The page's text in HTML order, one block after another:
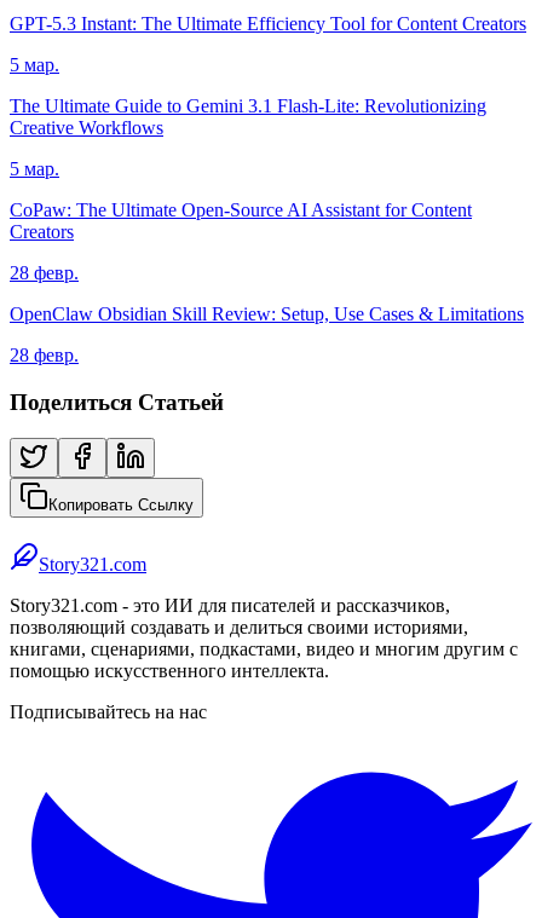
GPT-5.3 Instant: The Ultimate Efficiency Tool for Content Creators
5 мар.
The Ultimate Guide to Gemini 3.1 Flash-Lite: Revolutionizing
Creative Workflows
5 мар.
CoPaw: The Ultimate Open-Source AI Assistant for Content
Creators
28 февр.
OpenClaw Obsidian Skill Review: Setup, Use Cases & Limitations
28 февр.
Поделиться Статьей
Копировать Ссылку
Story321.com
Story321.com - это ИИ для писателей и рассказчиков,
позволяющий создавать и делиться своими историями,
книгами, сценариями, подкастами, видео и многим другим с
помощью искусственного интеллекта.
Подписывайтесь на нас